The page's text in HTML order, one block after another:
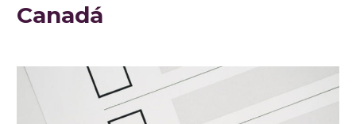
Canadá